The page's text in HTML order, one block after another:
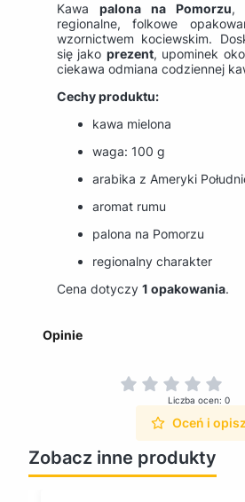
Kawa palona na Pomorzu,
regionalne, folkowe
wzornictwem kociewskim.
się jako prezent, upominek
ciekawa odmiana codziennej
Cechy produktu:
kawa mielona
waga: 100 g
arabika z Ameryki
aromat rumu
palona na Pomorzu
regionalny charakter
Cena dotyczy 1 opakowania.
Opinie
Liczba ocen: 0
Oceń i opisz
Zobacz inne produkty